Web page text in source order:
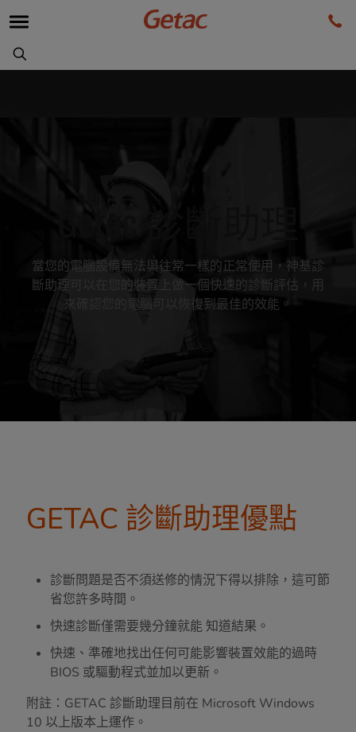
Getac 診斷助理
當您的電腦設備無法與往常一樣的正常使用，神基診
斷助理可以在您的裝置上做一個快速的診斷評估，用
來確認您的電腦可以恢復到最佳的效能。
GETAC 診斷助理優點
診斷問題是否不須送修的情況下得以排除，這可節
省您許多時間。
快速診斷僅需要幾分鐘就能 知道結果。
快速、準確地找出任何可能影響裝置效能的過時
BIOS 或驅動程式並加以更新。
附註：GETAC 診斷助理目前在 Microsoft Windows
10 以上版本上運作。